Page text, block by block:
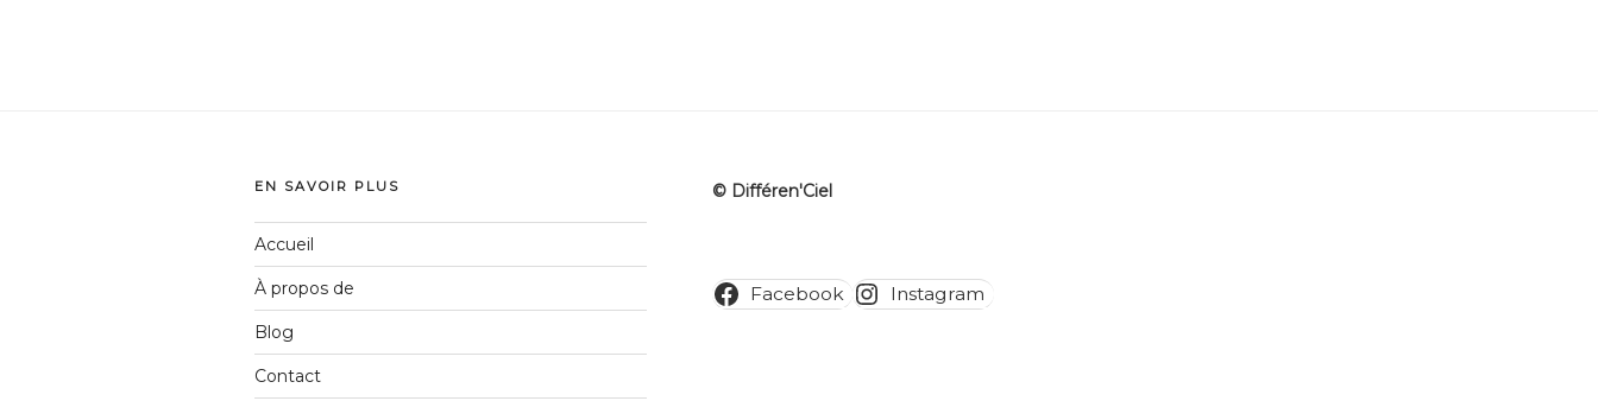
EN SAVOIR PLUS
Accueil
À propos de
Blog
Contact
© Différen'Ciel
Facebook Instagram